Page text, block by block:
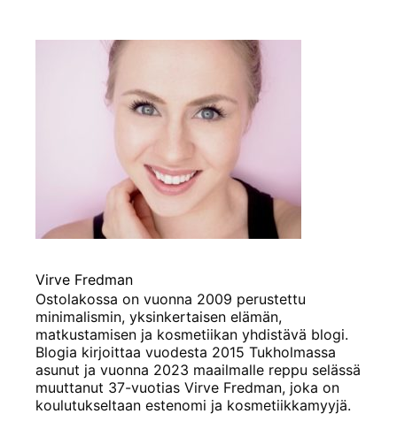
Virve Fredman
Ostolakossa on vuonna 2009 perustettu
minimalismin, yksinkertaisen elämän,
matkustamisen ja kosmetiikan yhdistävä blogi.
Blogia kirjoittaa vuodesta 2015 Tukholmassa
asunut ja vuonna 2023 maailmalle reppu selässä
muuttanut 37-vuotias Virve Fredman, joka on
koulutukseltaan estenomi ja kosmetiikkamyyjä.